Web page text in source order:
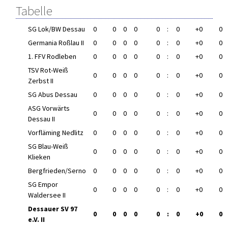
Tabelle
SG Lok/BW Dessau 0 0 0 0 0 : 0 +0
0
Germania Roßlau II
0 0 0 0 0 : 0 +0
0
1. FFV Rodleben
0 0 0 0 0 : 0 +0
0
TSV Rot-Weiß
Zerbst II
0 0 0 0 0 : 0 +0 0
SG Abus Dessau 0 0 0 0 0 : 0 +0
0
ASG Vorwärts
Dessau II
0 0 0 0 0 : 0 +0 0
Vorfläming Nedlitz 0 0 0 0 0 : 0 +0
0
SG Blau-Weiß
Klieken
0 0 0 0 0 : 0 +0 0
Bergfrieden/Serno 0 0 0 0 0 : 0 +0
0
SG Empor
Waldersee II
0 0 0 0 0 : 0 +0 0
Dessauer SV 97
e.V. II
0 0 0 0 0 : 0 +0 0